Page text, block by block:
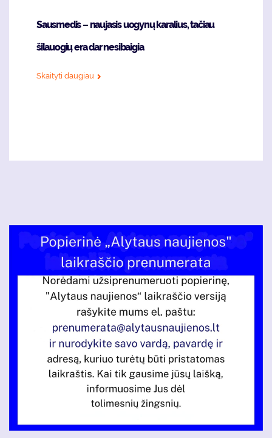
Sausmedis – naujasis uogynų karalius, tačiau
šilauogių era dar nesibaigia
Skaityti daugiau